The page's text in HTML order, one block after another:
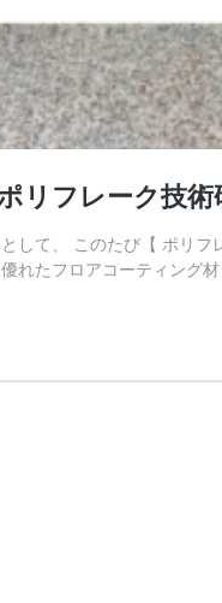
リフレーク技
して、 このたび【 ポリ
れたフロアコーティング